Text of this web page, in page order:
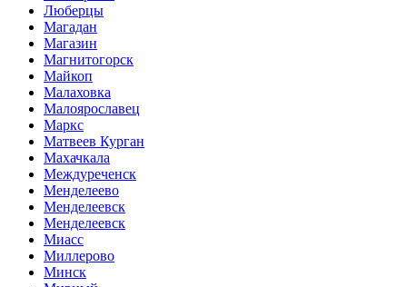
Люберцы
Магадан
Магазин
Магнитогорск
Майкоп
Малаховка
Малоярославец
Маркс
Матвеев Курган
Махачкала
Междуреченск
Менделеево
Менделеевск
Менделеевск
Миасс
Миллерово
Минск